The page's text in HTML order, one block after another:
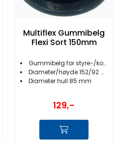
Multiflex Gummibelg
Flexi Sort 150mm
Gummibelg for styre-/kontrollkabler
Diameter/høyde 152/92 mm
Diameter hull 85 mm
129,-